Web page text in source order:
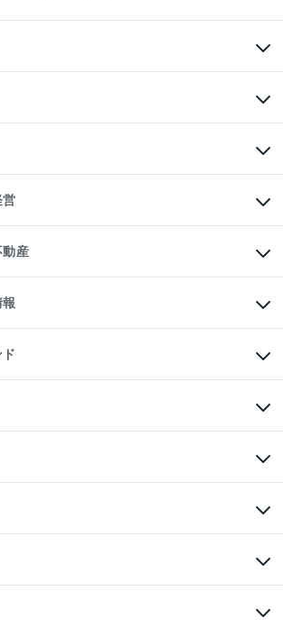
の購入
集
体中文
営
て
動産
定
定
ー
ング
メディア
格情報
ス
相談室
ンション
）
ンション
WELL
・出資
内（賃貸）
もすWeb」
ルメディアポリシー